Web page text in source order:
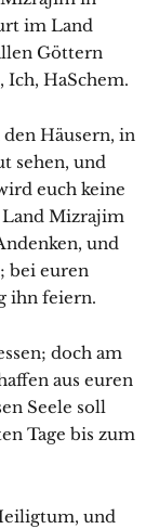
im Land
Göttern
HaSchem.
Häusern, in
sehen, und
euch keine
Mizrajim
und
bei euren
ihn feiern.
doch am
aus euren
Seele soll
Tage bis zum
und